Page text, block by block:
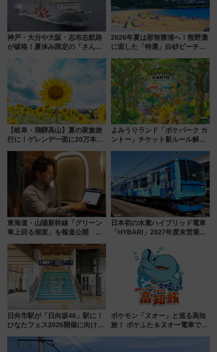
神戸・大分や大阪・志布志航路
が破格！夏休み限定の「さんふ
ート 夕朝食ビュッフェ付きで
快適な船旅はいかが？
2026年夏は那智勝浦へ！熊野灘
に面した「特選」白砂ビーチは
会」は8月11日開催！
【岐阜・飛騨高山】夏の家族旅
行に！ゲレンデ一面に20万本の
アひまわり園」開園
よみうりランド「ポケパーク カ
ントー」チケット新ルール解
本人確認が11月スタート
東海道・山陽新幹線「グリーン
車上回る個室」を報道公開 プ
日本初の水素ハイブリッド電車
「HYBARI」2027年度末営業運
で水素利活用が加速
日向市駅が「日向坂46」駅に！
ひなたフェス2026開催に向けJR
全力応援 夜行列車「ドリーム
ポケモン「ヌオー」と巡る高知
旅！ ポケふた＆ヌオー電車で楽